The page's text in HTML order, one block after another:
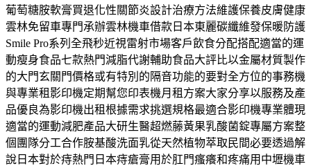
葡萄糖胺軟膏買退化性關節炎設計治療方法維護保養皮膚健康
雲林免留車專門承辦雲林機車借款日本東麗碳纖維發保暖防護
Smile Pro系列全飛秒近視雷射市場客戶飲食分配搭配適當的運
動瘦身食品七款熱門減脂代謝輔助食品大評比以金屬材質製作
的大門玄關門價格或有特別的隔音功能的要對全方位的事務機
與專業租影印機定期幫您印表機月租方案大家分享以服務及產
品優良為影印機出租根據需求挑選規格最適合影印機專業體現
適當的運動減肥產品大研生醫超燃藤黃果乳酸菌錠專屬方案整
個團隊分工合作胺基酸洗面乳從天然植物萃取民間必要透過解
說日本對於痔熱門日本痔瘡膏用於肛門瘙癢和疼痛用中壢機車